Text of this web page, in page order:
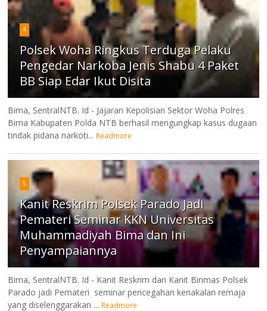
4
Polsek Woha Ringkus Terduga Pelaku
Pengedar Narkoba Jenis Shabu 4 Paket
BB Siap Edar Ikut Disita
Bima, SentralNTB. Id - Jajaran Kepolisian Sektor Woha Polres
Bima Kabupaten Polda NTB berhasil mengungkap kasus dugaan
tindak pidana narkoti... Readmore
5
Kanit Reskrim Polsek Parado Jadi
Pemateri Seminar KKN Universitas
Muhammadiyah Bima dan Ini
Penyampaiannya
Bima, SentralNTB. Id - Kanit Reskrim dan Kanit Binmas Polsek
Parado jadi Pemateri seminar pencegahan kenakalan remaja
yang diselenggarakan ... Readmore